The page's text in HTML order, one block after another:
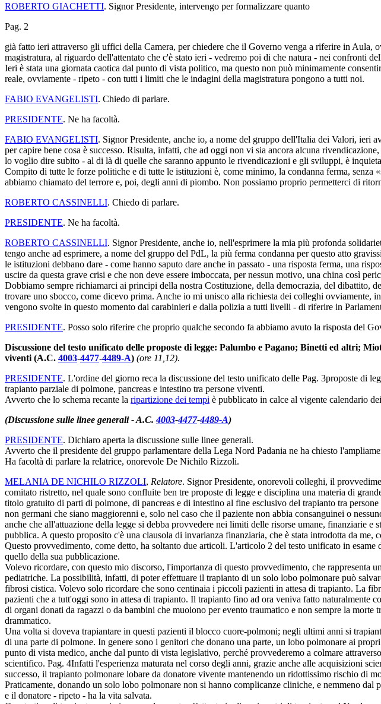
ROBERTO GIACHETTI. Signor Presidente, intervengo per formalizzare quanto
Pag. 2
già fatto ieri attraverso gli uffici della Camera, per chiedere che il Governo venga a riferire in
magistratura, al riguardo dell'attentato che c'è stato ieri - vedremo poi di che natura - nei confronti
Ieri è stata una giornata caotica dal punto di vista politico, ma questo non può minimamente
reale, ovviamente - ripeto - con tutti i limiti che le indagini della magistratura pongono a tutti noi.
FABIO EVANGELISTI. Chiedo di parlare.
PRESIDENTE. Ne ha facoltà.
FABIO EVANGELISTI. Signor Presidente, anche io, a nome del gruppo dell'Italia dei Valori, ieri
per capire bene cosa è successo. Risulta, infatti, che ad oggi non vi sia ancora alcuna
lo voglio dire subito - al di là di quelle che saranno appunto le rivendicazioni e gli sviluppi, è
Compito di tutte le forze politiche e di tutte le istituzioni è, come minimo, la condanna ferma, senza
abbiamo chiamato del terrore e, poi, degli anni di piombo. Non possiamo proprio permetterci di
ROBERTO CASSINELLI. Chiedo di parlare.
PRESIDENTE. Ne ha facoltà.
ROBERTO CASSINELLI. Signor Presidente, anche io, nell'esprimere la mia più profonda
tengo anche ad esprimere, a nome del gruppo del PdL, la più ferma condanna per questo atto
le istituzioni debbano dare - come hanno saputo dare anche in passato - una risposta ferma, una
uscire da questa grave crisi e che non deve essere imboccata, per nessun motivo, una china così
Dobbiamo sempre richiamarci ai principi della nostra Costituzione, della democrazia, del dibattito,
trovare uno sbocco, come dicevo prima. Anche io mi unisco alla richiesta dei colleghi
vengono svolte in questo momento dai carabinieri e dalla polizia a tutti livelli - di riferire in
PRESIDENTE. Posso solo riferire che proprio qualche secondo fa abbiamo avuto la risposta del
Discussione del testo unificato delle proposte di legge: Palumbo e Pagano; Binetti ed altri;
viventi (A.C. 4003-4477-4489-A) (ore 11,12).
PRESIDENTE. L'ordine del giorno reca la discussione del testo unificato delle Pag. 3proposte di
trapianto parziale di polmone, pancreas e intestino tra persone viventi.
Avverto che lo schema recante la ripartizione dei tempi è pubblicato in calce al vigente calendario
(Discussione sulle linee generali - A.C.4003-4477-4489-A)
PRESIDENTE. Dichiaro aperta la discussione sulle linee generali.
Avverto che il presidente del gruppo parlamentare della Lega Nord Padania ne ha chiesto
Ha facoltà di parlare la relatrice, onorevole De Nichilo Rizzoli.
MELANIA DE NICHILO RIZZOLI, Relatore. Signor Presidente, onorevoli colleghi, il
comitato ristretto, nel quale sono confluite ben tre proposte di legge e disciplina una materia di
titolo gratuito di parti di polmone, di pancreas e di intestino al fine esclusivo del trapianto tra
non germani che siano maggiorenni e, solo nel caso che il paziente non abbia consanguinei o
anche che all'attuazione della legge si debba provvedere nei limiti delle risorse umane, finanziarie
pubblica. A questo proposito c'è una clausola di invarianza finanziaria, che è stata introdotta da me,
Questo provvedimento, come detto, ha soltanto due articoli. L'articolo 2 del testo unificato in
quello della sua pubblicazione.
Volevo ricordare, con questo mio discorso, l'importanza di questo provvedimento, che rappresenta
pediatriche. La possibilità, infatti, di poter effettuare il trapianto di un solo lobo polmonare può
fibrosi cistica. Volevo solo ricordare che sono centinaia i piccoli pazienti in attesa di trapianto. La
pazienti che a tutt'oggi sono in attesa di trapianto. Il trapianto fino ad ora veniva fatto naturalmente
di organi donati da ragazzi o da bambini che muoiono per evento traumatico e non sempre la
drammatico.
Una volta si doveva trapiantare in questi pazienti il blocco cuore-polmoni; negli ultimi anni si
di una parte di polmone. In genere sono i genitori che donano una parte, un lobo polmonare ai
punto di vista medico, anche dal punto di vista legislativo, perché provvederemo a colmare
scientifico. Pag. 4Infatti l'esperienza maturata nel corso degli anni, grazie anche alle acquisizioni
successo, il trapianto polmonare lobare da donatore vivente mantenendo un ridottissimo rischio di
Praticamente, donando un solo lobo polmonare non si hanno complicanze cliniche, e nemmeno
e il donatore - ripeto - ha la vita salvata.